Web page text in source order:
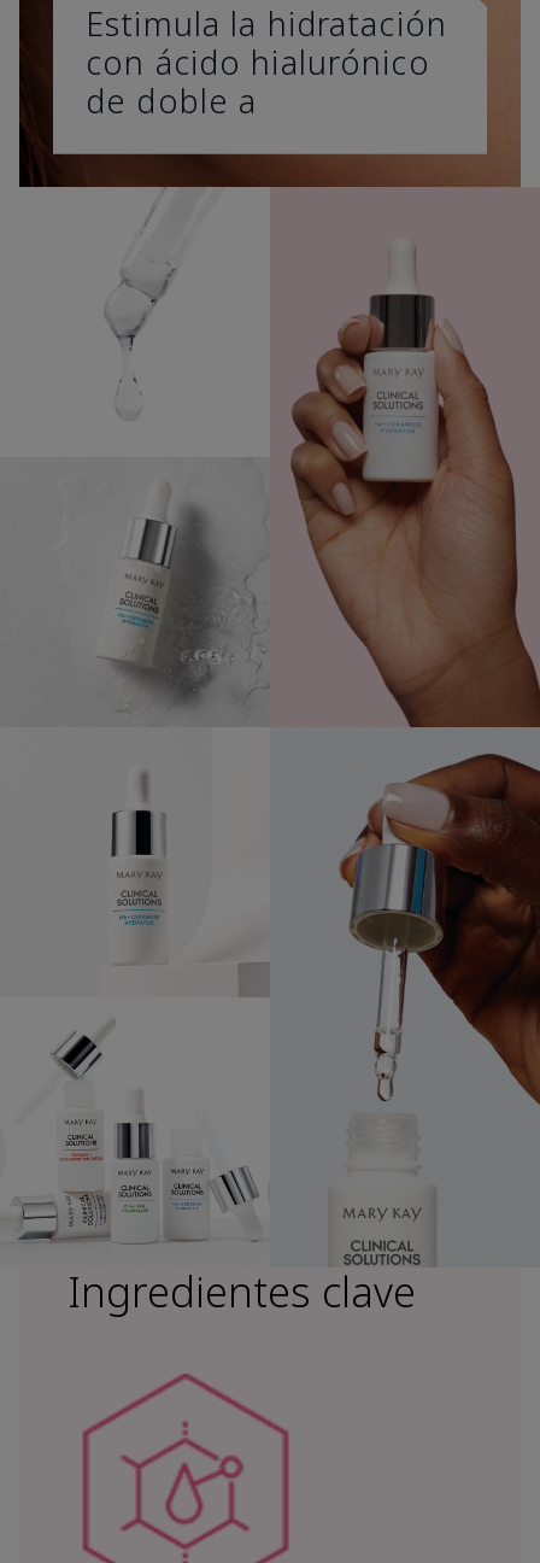
Estimula la hidratación
con ácido hialurónico
de doble a
Ingredientes clave